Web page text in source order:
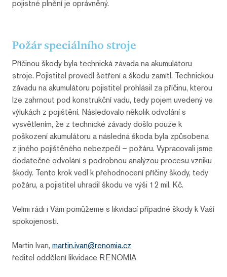
pojistné plnění je oprávněný.
Požár speciálního stroje
Příčinou škody byla technická závada na akumulátoru
stroje. Pojistitel provedl šetření a škodu zamítl. Technickou
závadu na akumulátoru pojistitel prohlásil za příčinu, kterou
lze zahrnout pod konstrukční vadu, tedy pojem uvedený ve
výlukách z pojištění. Následovalo několik odvolání s
vysvětlením, že z technické závady došlo pouze k
poškození akumulátoru a následná škoda byla způsobena
z jiného pojištěného nebezpečí – požáru. Vypracovali jsme
dodatečné odvolání s podrobnou analýzou procesu vzniku
škody. Tento krok vedl k přehodnocení příčiny škody, tedy
požáru, a pojistitel uhradil škodu ve výši 12 mil. Kč.
Velmi rádi i Vám pomůžeme s likvidací případné škody k Vaší
spokojenosti.
Martin Ivan, martin.ivan@renomia.cz
ředitel oddělení likvidace RENOMIA